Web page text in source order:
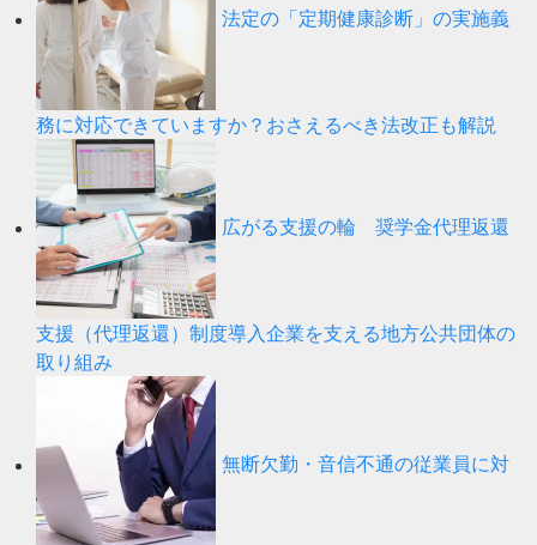
法定の「定期健康診断」の実施義
務に対応できていますか？おさえるべき法改正も解説
広がる支援の輪 奨学金代理返還
支援（代理返還）制度導入企業を支える地方公共団体の
取り組み
無断欠勤・音信不通の従業員に対